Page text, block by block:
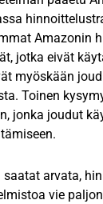
Amazonin
jotka eivät
myöskään
Toinen
jonka joudut
arvata,
vie